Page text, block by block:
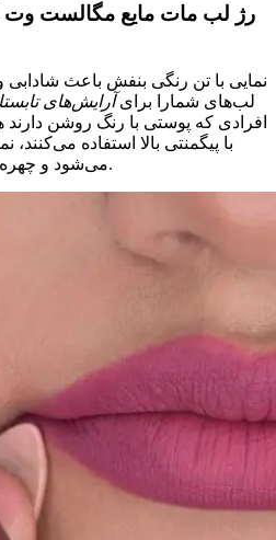
نمایی با تن رنگی بنفش باعث
لب‌های شمارا برایآرایش‌های
افرادی که پوستی با رنگ روشن
با پیگمنتی بالا استفاده
می‌شود و چهره آن‌ها با طراوت نشان می‌دهد.